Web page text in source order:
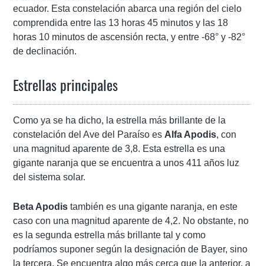
ecuador. Esta constelación abarca una región del cielo
comprendida entre las 13 horas 45 minutos y las 18
horas 10 minutos de ascensión recta, y entre -68° y -82°
de declinación.
Estrellas principales
Como ya se ha dicho, la estrella más brillante de la
constelación del Ave del Paraíso es Alfa Apodis, con
una magnitud aparente de 3,8. Esta estrella es una
gigante naranja que se encuentra a unos 411 años luz
del sistema solar.
Beta Apodis también es una gigante naranja, en este
caso con una magnitud aparente de 4,2. No obstante, no
es la segunda estrella más brillante tal y como
podríamos suponer según la designación de Bayer, sino
la tercera. Se encuentra algo más cerca que la anterior, a